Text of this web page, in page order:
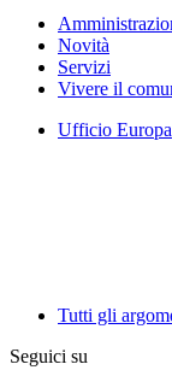
Novità
Servizi
Vivere il
Ufficio Europa
Tutti gli
Seguici su